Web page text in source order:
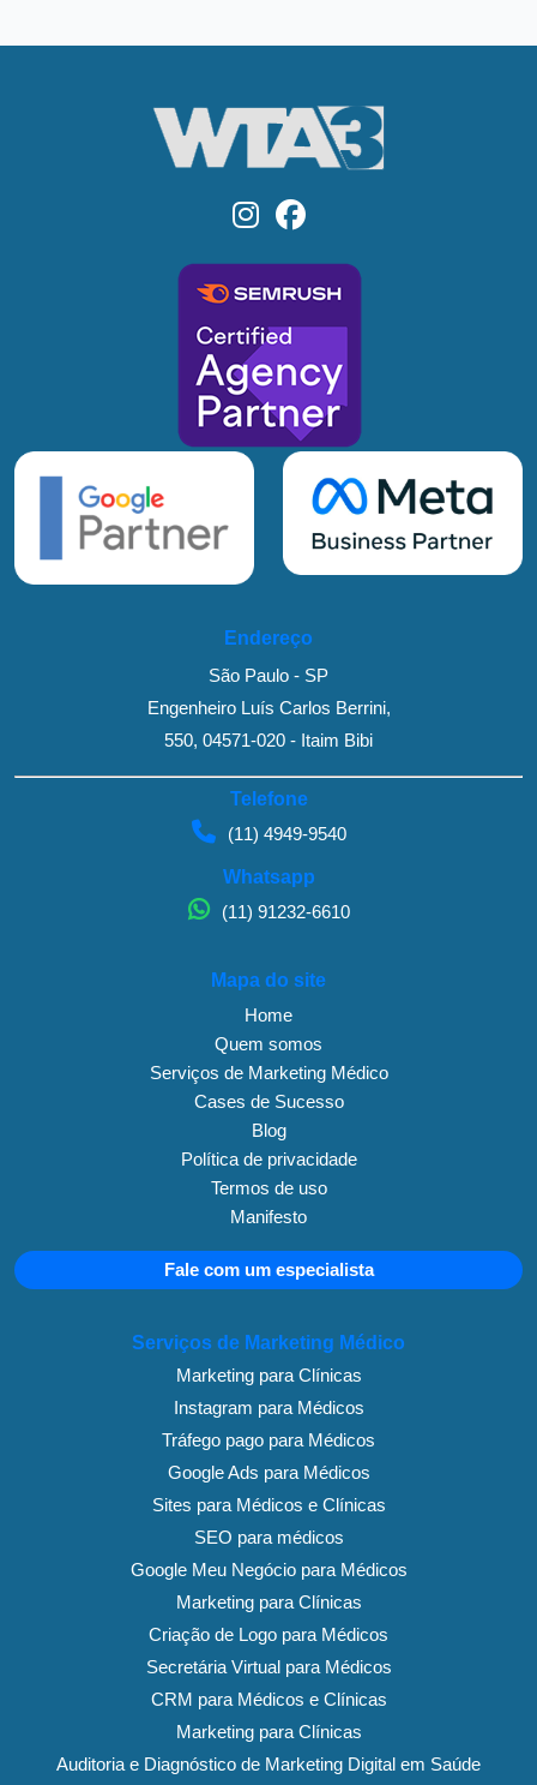
Endereço
São Paulo - SP
Engenheiro Luís Carlos Berrini,
550, 04571-020 - Itaim Bibi
Telefone
(11) 4949-9540
Whatsapp
(11) 91232-6610
Mapa do site
Home
Quem somos
Serviços de Marketing Médico
Cases de Sucesso
Blog
Política de privacidade
Termos de uso
Manifesto
Fale com um especialista
Serviços de Marketing Médico
Marketing para Clínicas
Instagram para Médicos
Tráfego pago para Médicos
Google Ads para Médicos
Sites para Médicos e Clínicas
SEO para médicos
Google Meu Negócio para Médicos
Marketing para Clínicas
Criação de Logo para Médicos
Secretária Virtual para Médicos
CRM para Médicos e Clínicas
Marketing para Clínicas
Auditoria e Diagnóstico de Marketing Digital em Saúde